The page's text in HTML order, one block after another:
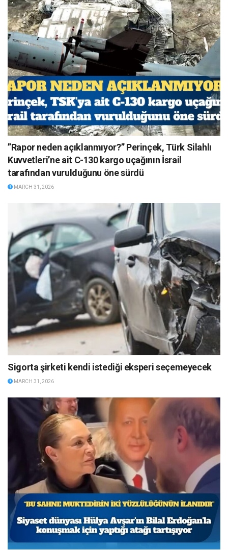
”Rapor neden açıklanmıyor?” Perinçek, Türk Silahlı
Kuvvetleri’ne ait C-130 kargo uçağının İsrail
tarafından vurulduğunu öne sürdü
MARCH 31, 2026
Sigorta şirketi kendi istediği eksperi seçemeyecek
MARCH 31, 2026